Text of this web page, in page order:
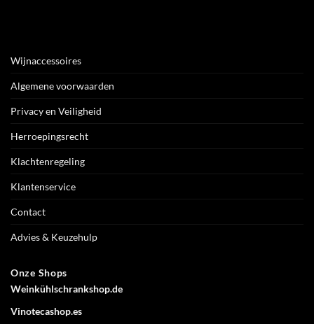
Wijnaccessoires
Algemene voorwaarden
Privacy en Veiligheid
Herroepingsrecht
Klachtenregeling
Klantenservice
Contact
Advies & Keuzehulp
Onze Shops
Weinkühlschrankshop.de
Vinotecashop.es